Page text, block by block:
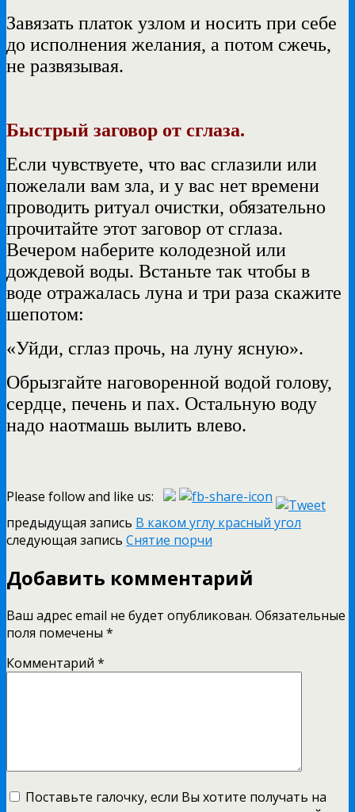
Завязать платок узлом и носить при себе
до исполнения желания, а потом сжечь,
не развязывая.
Быстрый заговор от сглаза.
Если чувствуете, что вас сглазили или
пожелали вам зла, и у вас нет времени
проводить ритуал очистки, обязательно
прочитайте этот заговор от сглаза.
Вечером наберите колодезной или
дождевой воды. Встаньте так чтобы в
воде отражалась луна и три раза скажите
шепотом:
«Уйди, сглаз прочь, на луну ясную».
Обрызгайте наговоренной водой голову,
сердце, печень и пах. Остальную воду
надо наотмашь вылить влево.
Please follow and like us:
предыдущая запись В каком углу красный угол
следующая запись Снятие порчи
Добавить комментарий
Ваш адрес email не будет опубликован. Обязательные
поля помечены *
Комментарий *
Поставьте галочку, если Вы хотите получать на